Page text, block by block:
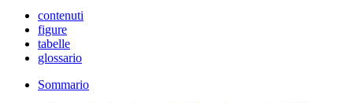
contenuti
figure
tabelle
glossario
Sommario